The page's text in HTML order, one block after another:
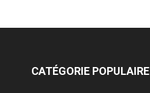
CATÉGORIE POPULAIRE